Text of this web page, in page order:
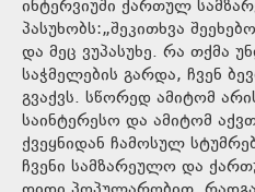
ინტერვიუში ქართულ
პასუხობს:„შეკითხვა
და მეც ვუპასუხე. რა თქმა
საჭმელების გარდა, ჩვენ
გვაქვს. სწორედ ამიტომ
საინტერესო და ამიტომ
ქვეყნიდან ჩამოსულ
ჩვენი სამზარეულო და